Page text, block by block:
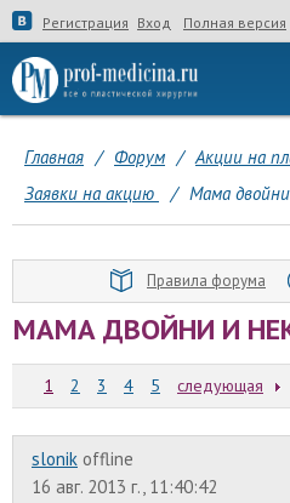
Регистрация Вход Полная версия
Главная / Форум / Акции на
Заявки на акцию
/ Мама
Правила форума
МАМА ДВОЙНИ И
1 2 3 4 5 следующая
slonik offline
16 авг. 2013 г., 11:40:42